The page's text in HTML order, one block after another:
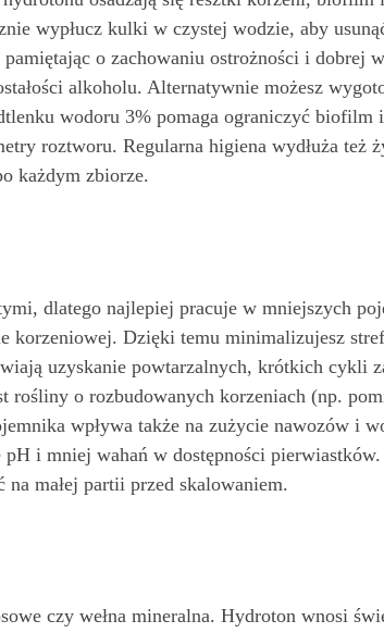
wypłucz kulki w czystej wodzie, aby
o zachowaniu ostrożności i dobrej
alkoholu. Alternatywnie możesz
wodoru 3% pomaga ograniczyć biofilm
roztworu. Regularna higiena wydłuża też
każdym zbiorze.
dlatego najlepiej pracuje w mniejszych
korzeniowej. Dzięki temu minimalizujesz
uzyskanie powtarzalnych, krótkich cykli
rośliny o rozbudowanych korzeniach (np.
wpływa także na zużycie nawozów i
i mniej wahań w dostępności
małej partii przed skalowaniem.
czy wełna mineralna. Hydroton wnosi